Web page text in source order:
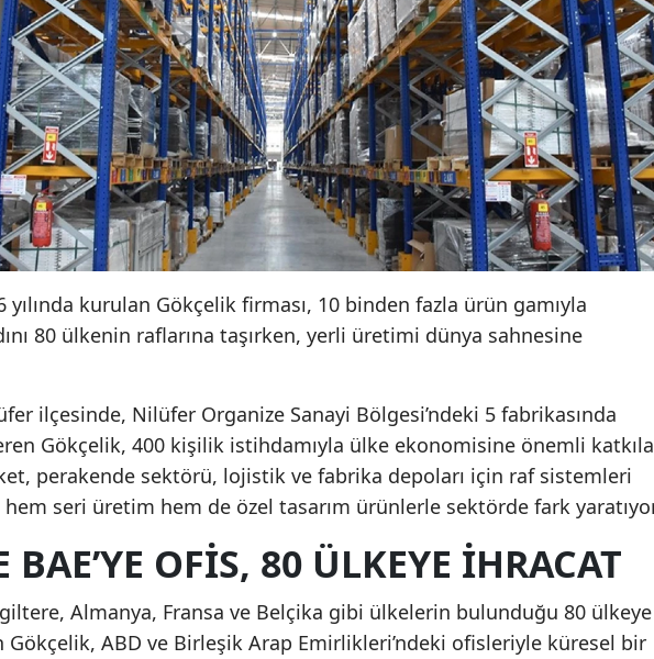
yılında kurulan Gökçelik firması, 10 binden fazla ürün gamıyla
80 ülkenin raflarına taşırken, yerli üretimi dünya sahnesine
ilçesinde, Nilüfer Organize Sanayi Bölgesi’ndeki 5 fabrikasında
Gökçelik, 400 kişilik istihdamıyla ülke ekonomisine önemli
perakende sektörü, lojistik ve fabrika depoları için raf sistemleri
seri üretim hem de özel tasarım ürünlerle sektörde fark
BAE’YE OFIS, 80 ÜLKEYE İHRACAT
Almanya, Fransa ve Belçika gibi ülkelerin bulunduğu 80 ülkeye
Gökçelik, ABD ve Birleşik Arap Emirlikleri’ndeki ofisleriyle küresel bir